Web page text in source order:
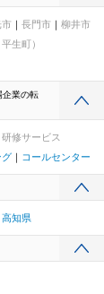
長門市
柳井市
生町）
企業の転
研修サービス
グ コールセンター
高知県